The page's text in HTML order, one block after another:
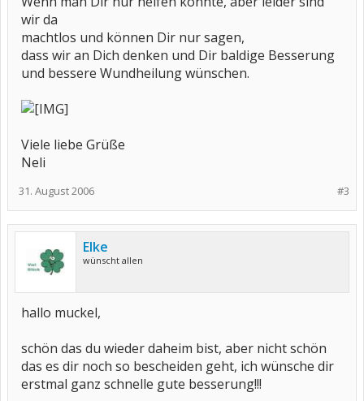
wir da
machtlos und können Dir nur sagen,
dass wir an Dich denken und Dir baldige Besserung
und bessere Wundheilung wünschen.
Viele liebe Grüße
Neli
#3
31. August 2006
Elke
wünscht allen
hallo muckel,
schön das du wieder daheim bist, aber nicht schön
das es dir noch so bescheiden geht, ich wünsche dir
erstmal ganz schnelle gute besserung!!!